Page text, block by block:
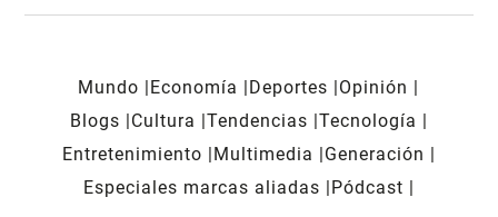
Mundo Economía Deportes
Opinión
Blogs
Cultura Tendencias Tecnología
Entretenimiento
Multimedia
Generación
Especiales marcas aliadas
Pódcast